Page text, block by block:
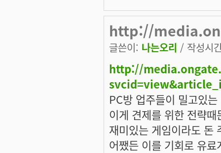
http://
글쓴이: 나는오리 / 작성시
http://
PC방 업주들이 밀고있
이게 견제를 위한 전략
재미있는 게임이라도 돈
어쨌든 이를 기회로 유